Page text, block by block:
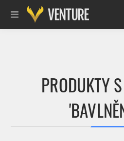
PRODUKTY